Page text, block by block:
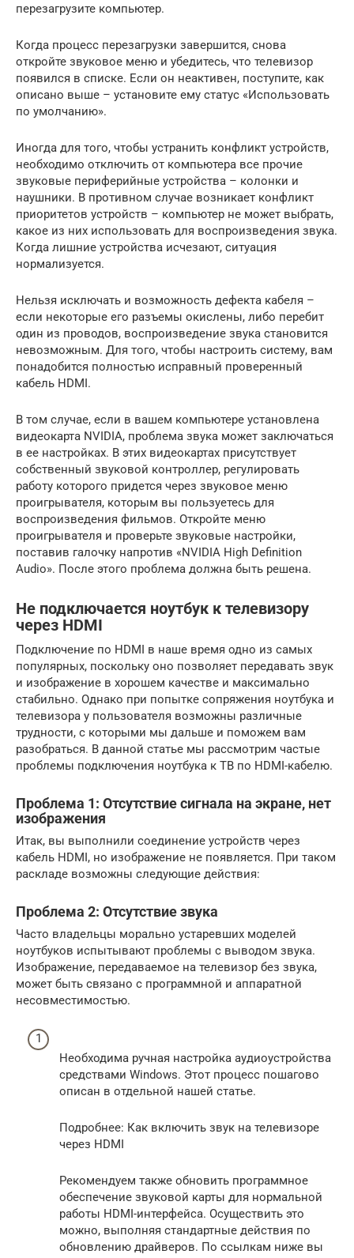
перезагрузите компьютер.
Когда процесс перезагрузки завершится, снова
откройте звуковое меню и убедитесь, что телевизор
появился в списке. Если он неактивен, поступите, как
описано выше – установите ему статус «Использовать
по умолчанию».
Иногда для того, чтобы устранить конфликт устройств,
необходимо отключить от компьютера все прочие
звуковые периферийные устройства – колонки и
наушники. В противном случае возникает конфликт
приоритетов устройств – компьютер не может выбрать,
какое из них использовать для воспроизведения звука.
Когда лишние устройства исчезают, ситуация
нормализуется.
Нельзя исключать и возможность дефекта кабеля –
если некоторые его разъемы окислены, либо перебит
один из проводов, воспроизведение звука становится
невозможным. Для того, чтобы настроить систему, вам
понадобится полностью исправный проверенный
кабель HDMI.
В том случае, если в вашем компьютере установлена
видеокарта NVIDIA, проблема звука может заключаться
в ее настройках. В этих видеокартах присутствует
собственный звуковой контроллер, регулировать
работу которого придется через звуковое меню
проигрывателя, которым вы пользуетесь для
воспроизведения фильмов. Откройте меню
проигрывателя и проверьте звуковые настройки,
поставив галочку напротив «NVIDIA High Definition
Audio». После этого проблема должна быть решена.
Не подключается ноутбук к телевизору
через HDMI
Подключение по HDMI в наше время одно из самых
популярных, поскольку оно позволяет передавать звук
и изображение в хорошем качестве и максимально
стабильно. Однако при попытке сопряжения ноутбука и
телевизора у пользователя возможны различные
трудности, с которыми мы дальше и поможем вам
разобраться. В данной статье мы рассмотрим частые
проблемы подключения ноутбука к ТВ по HDMI-кабелю.
Проблема 1: Отсутствие сигнала на экране, нет
изображения
Итак, вы выполнили соединение устройств через
кабель HDMI, но изображение не появляется. При таком
раскладе возможны следующие действия:
Проблема 2: Отсутствие звука
Часто владельцы морально устаревших моделей
ноутбуков испытывают проблемы с выводом звука.
Изображение, передаваемое на телевизор без звука,
может быть связано с программной и аппаратной
несовместимостью.
Необходима ручная настройка аудиоустройства
средствами Windows. Этот процесс пошагово
описан в отдельной нашей статье.
Подробнее: Как включить звук на телевизоре
через HDMI
Рекомендуем также обновить программное
обеспечение звуковой карты для нормальной
работы HDMI-интерфейса. Осуществить это
можно, выполняя стандартные действия по
обновлению драйверов. По ссылкам ниже вы